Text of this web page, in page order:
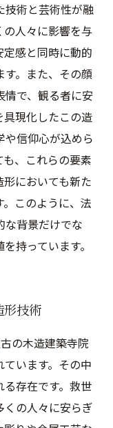
技術と芸術性が融
人々に影響を与
感と同時に動的
。また、その顔
情で、観る者に安
具現化したこの造
信仰心が込めら
、これらの要素
においても新た
このように、法
な背景だけでな
持っています。
形技術
の木造建築寺院
います。その中
存在です。救世
の人々に安らぎ